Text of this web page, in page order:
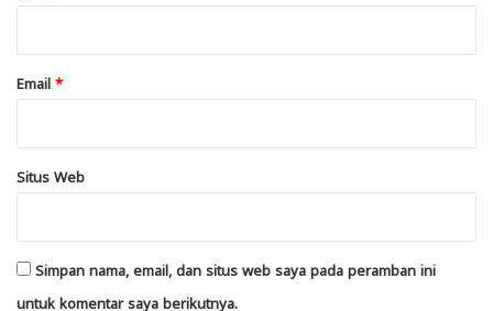
Email *
Situs Web
Simpan nama, email, dan situs web saya pada peramban ini
untuk komentar saya berikutnya.